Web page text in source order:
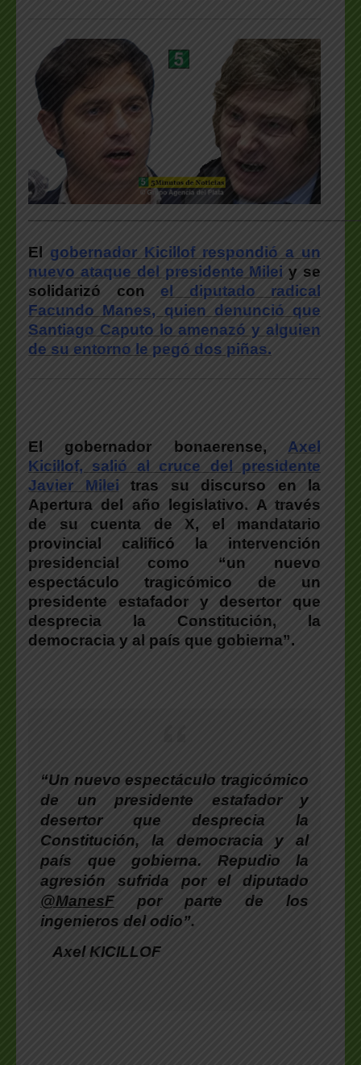
El gobernador Kicillof respondió a un
nuevo ataque del presidente Milei y se
solidarizó con el diputado radical
Facundo Manes, quien denunció que
Santiago Caputo lo amenazó y alguien
de su entorno le pegó dos piñas.
El gobernador bonaerense, Axel
Kicillof, salió al cruce del presidente
Javier Milei tras su discurso en la
Apertura del año legislativo. A través
de su cuenta de X, el mandatario
provincial calificó la intervención
presidencial como “un nuevo
espectáculo tragicómico de un
presidente estafador y desertor que
desprecia la Constitución, la
democracia y al país que gobierna”.
“Un nuevo espectáculo tragicómico
de un presidente estafador y
desertor que desprecia la
Constitución, la democracia y al
país que gobierna. Repudio la
agresión sufrida por el diputado
@ManesF
por parte de los
ingenieros del odio”.
Axel KICILLOF